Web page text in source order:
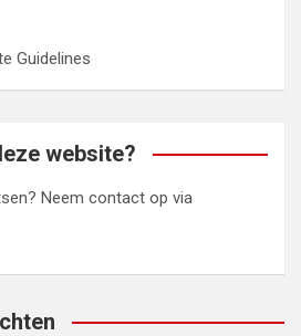
Guidelines
website?
Neem contact op via